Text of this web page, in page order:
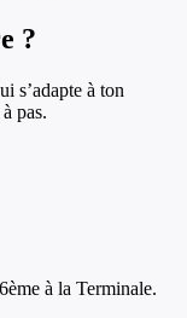
?
s’adapte à ton
pas.
à la Terminale.